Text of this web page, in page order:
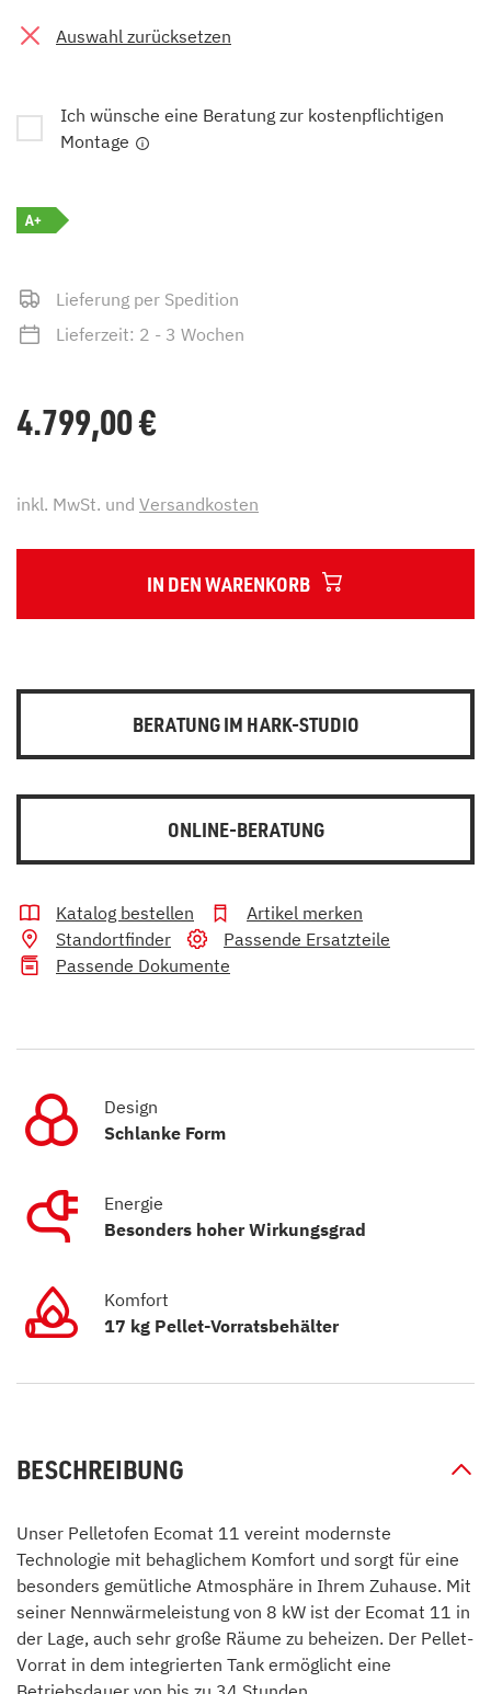
Auswahl zurücksetzen
Ich wünsche eine Beratung zur kostenpflichtigen
Montage
A+
Lieferung per Spedition
Lieferzeit: 2 - 3 Wochen
4.799,00€
inkl. MwSt. und Versandkosten
IN DEN WARENKORB
BERATUNG IM HARK-STUDIO
ONLINE-BERATUNG
Katalog bestellen
Artikel merken
Standortfinder
Passende Ersatzteile
Passende Dokumente
Design
Schlanke Form
Energie
Besonders hoher Wirkungsgrad
Komfort
17 kg Pellet-Vorratsbehälter
BESCHREIBUNG
Unser Pelletofen Ecomat 11 vereint modernste
Technologie mit behaglichem Komfort und sorgt für eine
besonders gemütliche Atmosphäre in Ihrem Zuhause. Mit
seiner Nennwärmeleistung von 8 kW ist der Ecomat 11 in
der Lage, auch sehr große Räume zu beheizen. Der Pellet-
Vorrat in dem integrierten Tank ermöglicht eine